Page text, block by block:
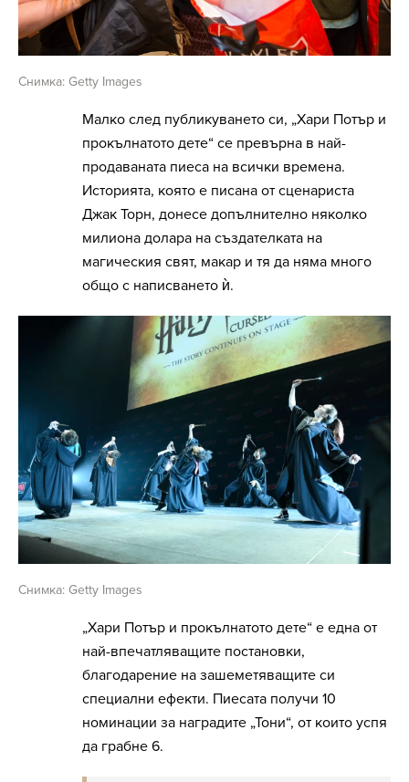
Снимка: Getty Images
Малко след публикуването си, „Хари Потър и
прокълнатото дете“ се превърна в най-
продаваната пиеса на всички времена.
Историята, която е писана от сценариста
Джак Торн, донесе допълнително няколко
милиона долара на създателката на
магическия свят, макар и тя да няма много
общо с написването ѝ.
Снимка: Getty Images
„Хари Потър и прокълнатото дете“ е една от
най-впечатляващите постановки,
благодарение на зашеметяващите си
специални ефекти. Пиесата получи 10
номинации за наградите „Тони“, от които успя
да грабне 6.